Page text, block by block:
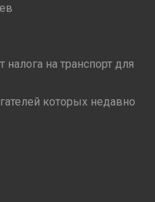
на транспорт для
которых недавно